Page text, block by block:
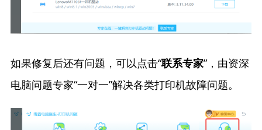
如果修复后还有问题，可以点击“联系专家”，由资深
电脑问题专家“一对一”解决各类打印机故障问题。